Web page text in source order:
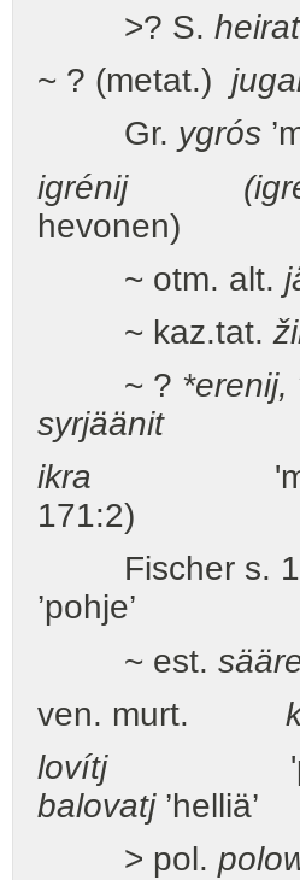
>? S.
~ ? (metat.)
Gr. ygrós
igrénij
hevonen)
~ otm. alt.
~ kaz.tat.
~ ? *erenij,
syrjäänit
ikra 'mäti,
171:2)
Fischer s.
’pohje’
~ est.
ven. murt.
lovítj'pyytää'
balovatj’helliä’
> pol.